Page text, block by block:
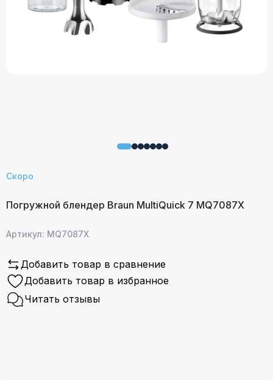
Скоро
Погружной блендер Braun MultiQuick 7 MQ7087X
Артикул: MQ7087X
Добавить товар в сравнение
Добавить товар в избранное
Читать отзывы